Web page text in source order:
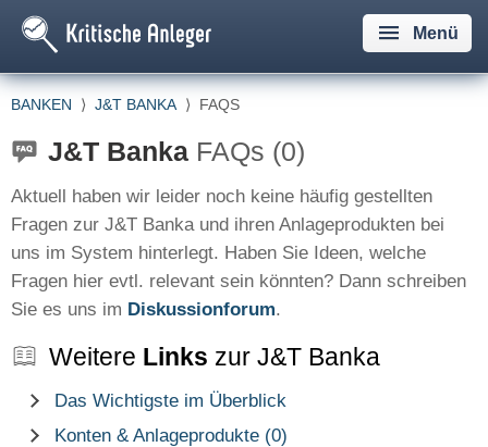
Menü
BANKEN ⟩ J&T BANKA ⟩ FAQS
J&T Banka FAQs (0)
Aktuell haben wir leider noch keine häufig gestellten
Fragen zur J&T Banka und ihren Anlageprodukten bei
uns im System hinterlegt. Haben Sie Ideen, welche
Fragen hier evtl. relevant sein könnten? Dann schreiben
Sie es uns im Diskussionforum.
Weitere Links zur J&T Banka
Das Wichtigste im Überblick
Konten & Anlageprodukte (0)